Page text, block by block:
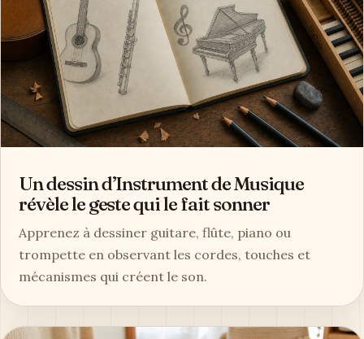
Un dessin d’Instrument de Musique
révèle le geste qui le fait sonner
Apprenez à dessiner guitare, flûte, piano ou
trompette en observant les cordes, touches et
mécanismes qui créent le son.